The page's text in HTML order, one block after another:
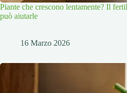
Piante che crescono lentamente? Il
può aiutarle
16 Marzo 2026